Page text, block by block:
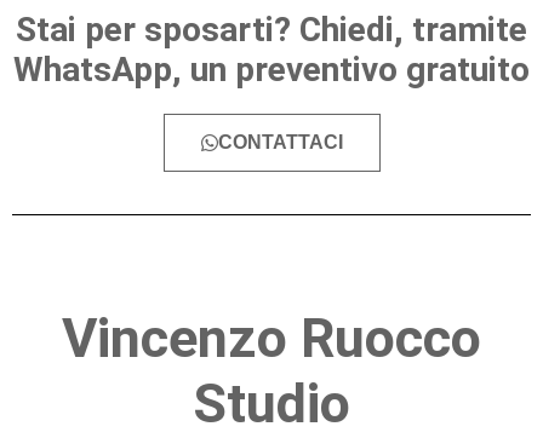
Stai per sposarti? Chiedi, tramite
WhatsApp, un preventivo gratuito
CONTATTACI
Vincenzo Ruocco
Studio